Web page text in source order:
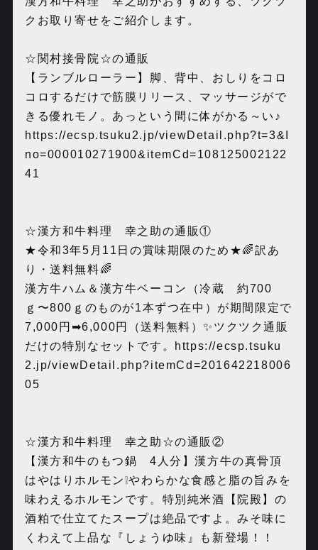
クお取り寄せをご紹介します。
☆関村接骨院☆の通販
【ランブルローラー】脚、背中、おしりをコロ
コロするだけで筋膜リリース、マッサージがで
きる優れモノ。あっという間に体がかる～い♪
https://ecsp.tsuku2.jp/viewDetail.php?t=3&I
no=000010271900&itemCd=108125002122
41
☆漢方和牛料理 幸之助の通販①
★令和3年5月11日の賞味期限のため★🌈訳あ
り・送料無料🌈
漢方牛ハム＆漢方牛ベーコン（冷蔵 約700
ｇ〜800ｇのものが1本ずつ在中）が期間限定で
7,000円➡6,000円（送料無料）✨ツクツク通販
だけの特別なセットです。
https://ecsp.tsuku
2.jp/viewDetail.php?itemCd=201642218006
05
☆漢方和牛料理 幸之助☆の通販②
【漢方和牛のもつ鍋 4人分】漢方牛の真骨頂
はやはりホルモン❕やわらかな食感と脂の旨みを
味わえるホルモンです。特別純米酒【院殿】の
酒粕で仕立てたスープは絶品ですよ。みそ味に
くわえて上品な『しょうゆ味』も新登場！！